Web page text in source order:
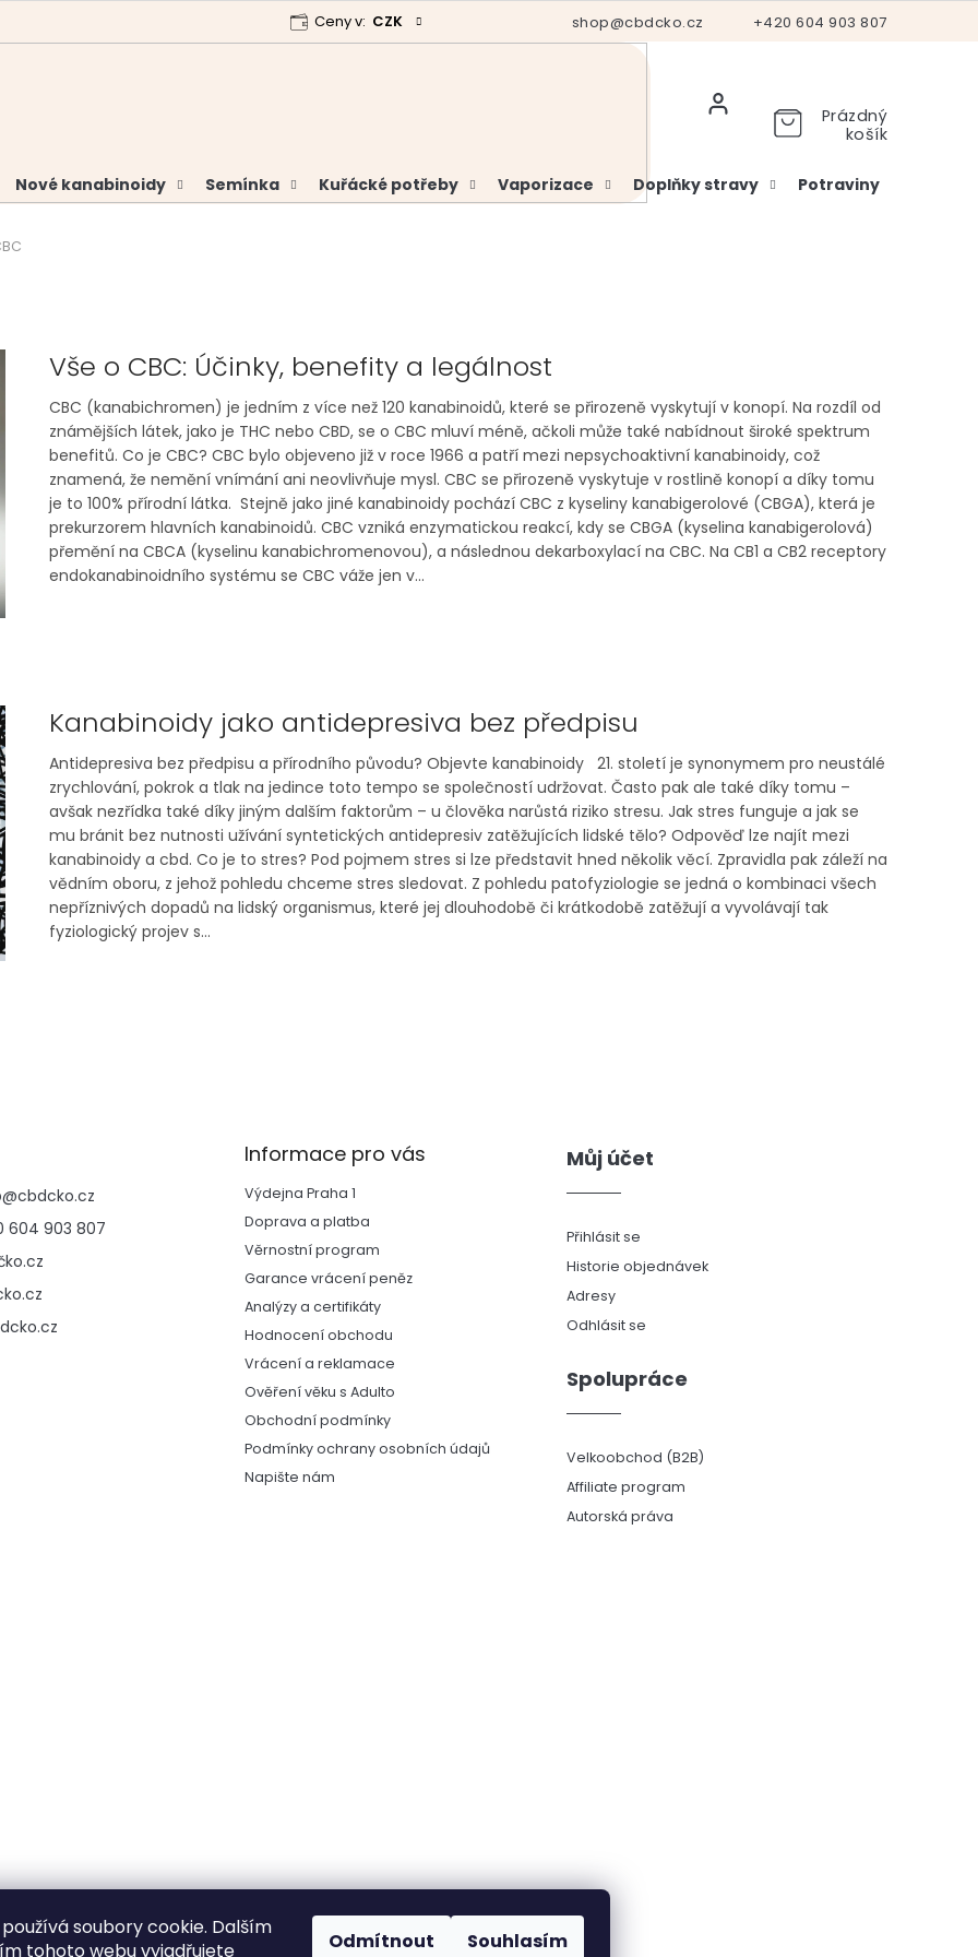
soubory cookie. Dalším
tohoto webu vyjadřujete
Odmítnout Souhlasím
+420 604 903 807
shop@cbdcko.cz
Analýzy a certifikáty Hodnocení obchodu Vrácení a reklamace
Ceny v: CZK
Prázdný
košík
Nové kanabinoidy Semínka Kuřácké potřeby Vaporizace Doplňky stravy Potraviny
Vše o CBC: Účinky, benefity a legálnost
CBC (kanabichromen) je jedním z více než 120 kanabinoidů, které se přirozeně vyskytují v konopí. Na rozdíl od
známějších látek, jako je THC nebo CBD, se o CBC mluví méně, ačkoli může také nabídnout široké spektrum
benefitů. Co je CBC? CBC bylo objeveno již v roce 1966 a patří mezi nepsychoaktivní kanabinoidy, což
znamená, že nemění vnímání ani neovlivňuje mysl. CBC se přirozeně vyskytuje v rostlině konopí a díky tomu
je to 100% přírodní látka. Stejně jako jiné kanabinoidy pochází CBC z kyseliny kanabigerolové (CBGA), která je
prekurzorem hlavních kanabinoidů. CBC vzniká enzymatickou reakcí, kdy se CBGA (kyselina kanabigerolová)
přemění na CBCA (kyselinu kanabichromenovou), a následnou dekarboxylací na CBC. Na CB1 a CB2 receptory
endokanabinoidního systému se CBC váže jen v...
Kanabinoidy jako antidepresiva bez předpisu
Antidepresiva bez předpisu a přírodního původu? Objevte kanabinoidy 21. století je synonymem pro neustálé
zrychlování, pokrok a tlak na jedince toto tempo se společností udržovat. Často pak ale také díky tomu –
avšak nezřídka také díky jiným dalším faktorům – u člověka narůstá riziko stresu. Jak stres funguje a jak se
mu bránit bez nutnosti užívání syntetických antidepresiv zatěžujících lidské tělo? Odpověď lze najít mezi
kanabinoidy a cbd. Co je to stres? Pod pojmem stres si lze představit hned několik věcí. Zpravidla pak záleží na
vědním oboru, z jehož pohledu chceme stres sledovat. Z pohledu patofyziologie se jedná o kombinaci všech
nepříznivých dopadů na lidský organismus, které jej dlouhodobě či krátkodobě zatěžují a vyvolávají tak
fyziologický projev s...
d
a
c
í
p
r
v
k
y
v
ý
p
i
s
u
@cbdcko.cz
604 903 807
Informace pro vás
Výdejna Praha 1
Doprava a platba
Věrnostní program
Garance vrácení peněz
Analýzy a certifikáty
Hodnocení obchodu
Vrácení a reklamace
Ověření věku s Adulto
Obchodní podmínky
Podmínky ochrany osobních údajů
Napište nám
Můj účet
Přihlásit se
Historie objednávek
Adresy
Odhlásit se
Spolupráce
Velkoobchod (B2B)
Affiliate program
Autorská práva